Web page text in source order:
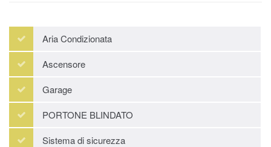
Aria Condizionata
Ascensore
Garage
PORTONE BLINDATO
Sistema di sicurezza